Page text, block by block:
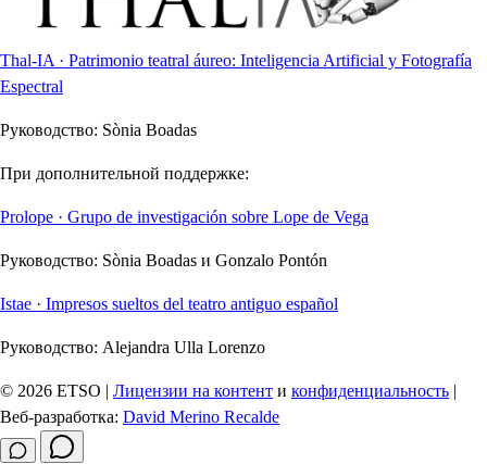
Thal-IA · Patrimonio teatral áureo: Inteligencia Artificial y Fotografía
Espectral
Руководство: Sònia Boadas
При дополнительной поддержке:
Prolope · Grupo de investigación sobre Lope de Vega
Руководство: Sònia Boadas и Gonzalo Pontón
Istae · Impresos sueltos del teatro antiguo español
Руководство: Alejandra Ulla Lorenzo
© 2026 ETSO | Лицензии на контент и конфиденциальность |
Веб-разработка: David Merino Recalde